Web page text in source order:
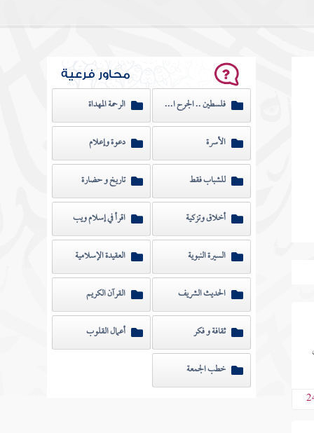
محاور فرعية
فلسطين .. الجرح النازف الرحمة المهداة
الأسرة دعوة وإعلام
للشباب فقط تاريخ و حضارة
أخلاق وتزكية اقرأ في إسلام ويب
السيرة النبوية العقيدة الإسلامية
الحديث الشريف القرآن الكريم
ثقافة و فكر أعمال القلوب
خطب الجمعة